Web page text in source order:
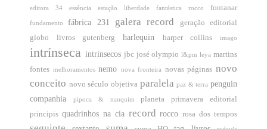
editora 34 essência estação liberdade fantástica rocco fontanar
fundamento fábrica 231 galera record
geração editorial
globo livros
gutenberg harlequin harper collins imago
intrínseca intrínsecos jbc josé olympio l&pm leya martins
fontes melhoramentos nemo nova fronteira novas páginas novo
conceito novo século objetiva paralela paz & terra penguin
companhia
pipoca & nanquim planeta
primavera editorial
principis quadrinhos na cia record rocco rosa dos tempos